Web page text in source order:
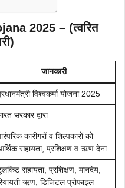
2025 – (त्वरित
जानकारी
विश्वकर्मा योजना 2025
सरकार द्वारा
कारीगरों व शिल्पकारों को
सहायता, प्रशिक्षण व ऋण देना
सहायता, प्रशिक्षण, मानदेय,
ऋण, डिजिटल प्रोफाइल